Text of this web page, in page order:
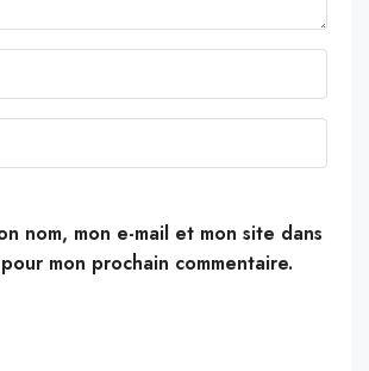
nom, mon e-mail et mon site dans
mon prochain commentaire.